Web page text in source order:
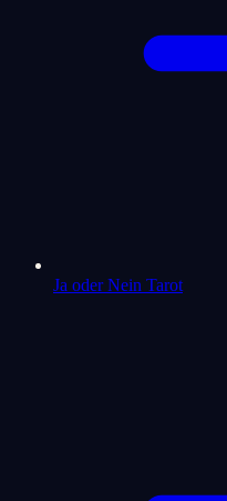
Ja oder Nein Tarot